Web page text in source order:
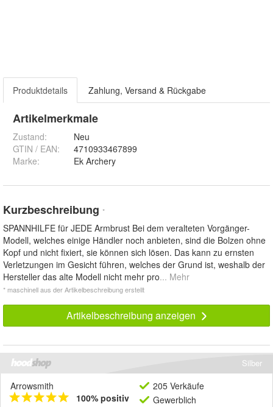
Produktdetails Zahlung, Versand & Rückgabe
Artikelmerkmale
Zustand:
Neu
GTIN / EAN:
4710933467899
Marke:
Ek Archery
Kurzbeschreibung *
SPANNHILFE für JEDE Armbrust Bei dem veralteten Vorgänger-
Modell, welches einige Händler noch anbieten, sind die Bolzen ohne
Kopf und nicht fixiert, sie können sich lösen. Das kann zu ernsten
Verletzungen im Gesicht führen, welches der Grund ist, weshalb der
Hersteller das alte Modell nicht mehr pro... Mehr
* maschinell aus der Artikelbeschreibung erstellt
Artikelbeschreibung anzeigen
Silber
Arrowsmith
100% positiv
205 Verkäufe
Gewerblich